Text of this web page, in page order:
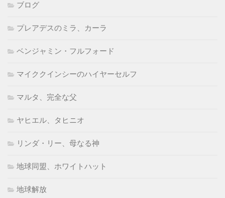
ブログ
プレアデスのミラ、カーラ
ベンジャミン・フルフォード
マイククインシーのハイヤーセルフ
マルタ、完全な父
ヤヒエル、タヒニオ
リンダ・リー、母なる神
地球同盟、ホワイトハット
地球解放